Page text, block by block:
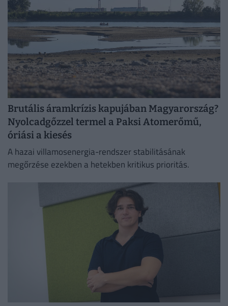
Brutális áramkrízis kapujában Magyarország?
Nyolcadgőzzel termel a Paksi Atomerőmű,
óriási a kiesés
A hazai villamosenergia-rendszer stabilitásának
megőrzése ezekben a hetekben kritikus prioritás.